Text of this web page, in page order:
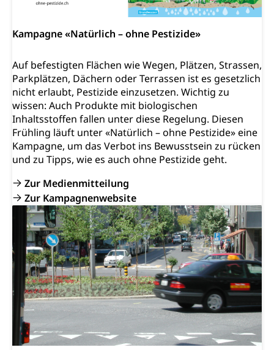
Kampagne «Natürlich – ohne Pestizide»
Auf befestigten Flächen wie Wegen, Plätzen, Strassen,
Parkplätzen, Dächern oder Terrassen ist es gesetzlich
nicht erlaubt, Pestizide einzusetzen. Wichtig zu
wissen: Auch Produkte mit biologischen
Inhaltsstoffen fallen unter diese Regelung. Diesen
Frühling läuft unter «Natürlich – ohne Pestizide» eine
Kampagne, um das Verbot ins Bewusstsein zu rücken
und zu Tipps, wie es auch ohne Pestizide geht.
Zur Medienmitteilung
Zur Kampagnenwebsite